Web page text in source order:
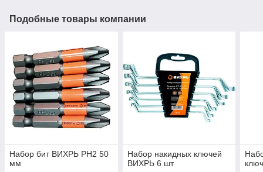
Подобные товары компании
Набор бит ВИХРЬ PH2 50
мм
Набор накидных ключей
ВИХРЬ 6 шт